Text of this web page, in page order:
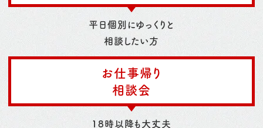
平日個別にゆっくりと
相談したい方
お仕事帰り
相談会
18時以降も大丈夫